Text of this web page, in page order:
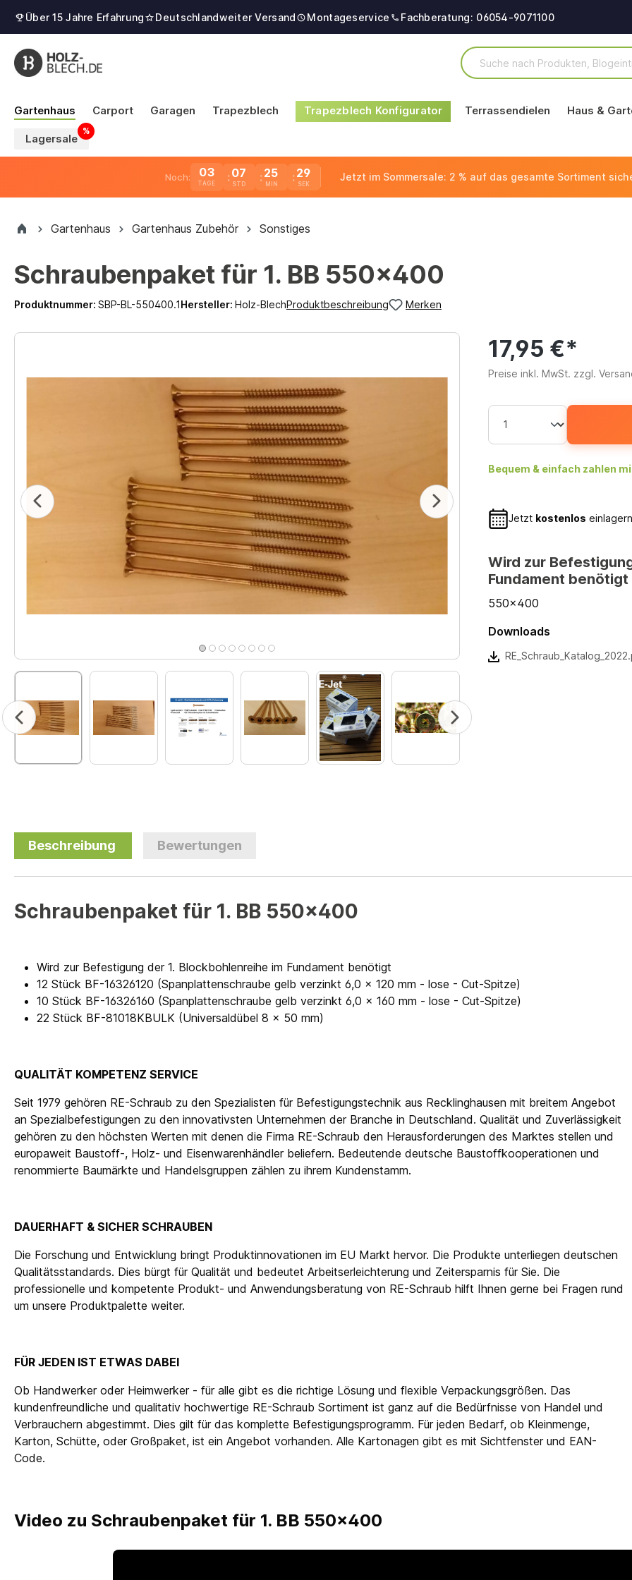
Über 15 Jahre Erfahrung Deutschlandweiter Versand Montageservice Fachberatung: 06054-9071100
Gartenhaus Carport Garagen Trapezblech Trapezblech Konfigurator Terrassendielen Haus &
Lagersale
Noch: 03
TAGE
07 25 29 Jetzt im Sommersale: 2 % auf das gesamte Sortiment
Gartenhaus Gartenhaus Zubehör Sonstiges
Schraubenpaket für 1. BB 550x400
Produktnummer: SBP-BL-550400.1Hersteller: Holz-BlechProduktbeschreibung Merken
17,95 €*
Preise inkl. MwSt. zzgl.
Bequem & einfach zahlen
Jetzt kostenlos
550x400
Wird zur
Fundament benötigt
Downloads
Beschreibung Bewertungen
Schraubenpaket für 1. BB 550x400
Wird zur Befestigung der 1. Blockbohlenreihe im Fundament benötigt
12 Stück BF-16326120 (Spanplattenschraube gelb verzinkt 6,0 x 120 mm - lose - Cut-Spitze)
10 Stück BF-16326160 (Spanplattenschraube gelb verzinkt 6,0 x 160 mm - lose - Cut-Spitze)
22 Stück BF-81018KBULK (Universaldübel 8 x 50 mm)
QUALITÄT KOMPETENZ SERVICE
Seit 1979 gehören RE-Schraub zu den Spezialisten für Befestigungstechnik aus Recklinghausen mit breitem Angebot
an Spezialbefestigungen zu den innovativsten Unternehmen der Branche in Deutschland. Qualität und Zuverläs­sigkeit
gehören zu den höchsten Werten mit denen die Firma RE-Schraub den Herausforderungen des Marktes stellen und
europaweit Baustoff-, Holz- und Eisenwarenhändler beliefern. Bedeutende deutsche Baustoffkooperationen und
renommierte Baumärkte und Handelsgruppen zählen zu ihrem Kundenstamm.
DAUERHAFT & SICHER SCHRAUBEN
Die Forschung und Entwicklung bringt Produktinnovationen im EU Markt hervor. Die Produkte unterliegen deutschen
Qualitätsstandards. Dies bürgt für Qualität und bedeutet Arbeitserleichterung und Zeitersparnis für Sie. Die
professionelle und kompetente Produkt- und Anwendungsberatung von RE-Schraub hilft Ihnen gerne bei Fragen rund
um unsere Produktpalette weiter.
FÜR JEDEN IST ETWAS DABEI
Ob Handwerker oder Heimwerker - für alle gibt es die richtige Lösung und flexible Verpackungsgrößen. Das
kundenfreundliche und qualitativ hochwertige RE-Schraub Sortiment ist ganz auf die Bedürfnisse von Handel und
Verbrauchern abgestimmt. Dies gilt für das komplette Befestigungsprogramm. Für jeden Bedarf, ob Kleinmenge,
Karton, Schütte, oder Großpaket, ist ein Angebot vorhanden. Alle Kartonagen gibt es mit Sichtfenster und EAN-
Code.
Video zu Schraubenpaket für 1. BB 550x400